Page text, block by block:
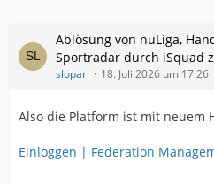
Ablösung von nuLiga,
Sportradar durch iSquad
slopari 18. Juli 2026 um 17:26
Also die Platform ist mit neuem
Einloggen | Federation